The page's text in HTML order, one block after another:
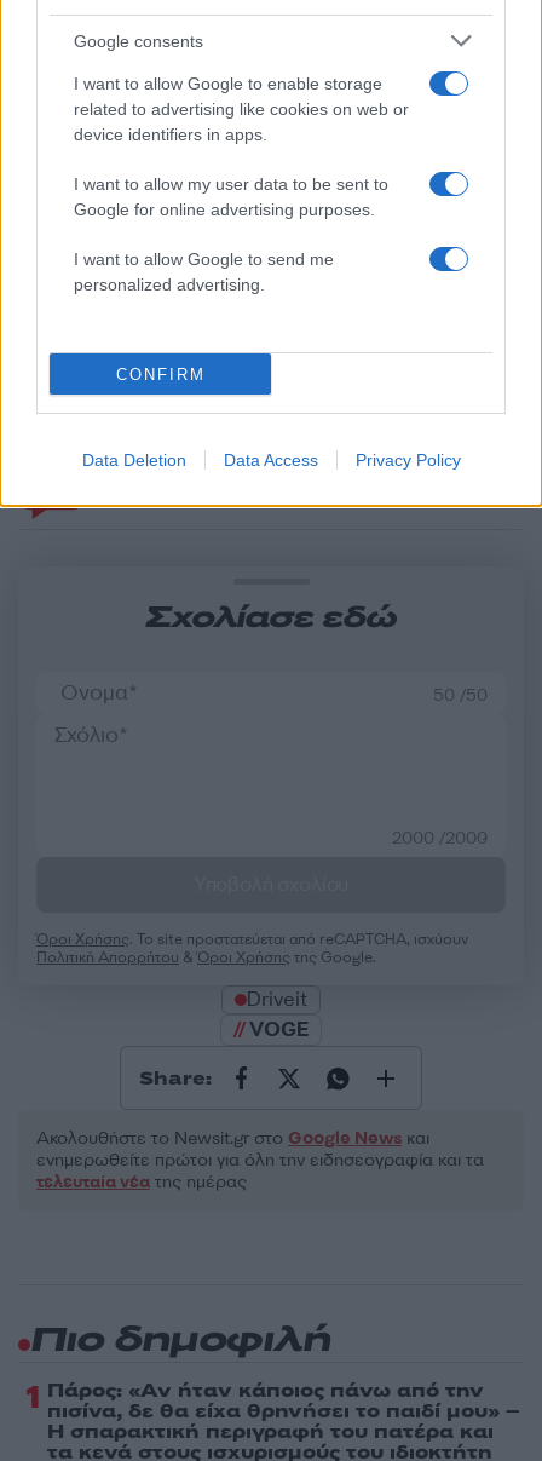
Google consents
I want to allow Google to enable storage
related to advertising like cookies on web or
device identifiers in apps.
I want to allow my user data to be sent to
Google for online advertising purposes.
I want to allow Google to send me
personalized advertising.
CONFIRM
Data Deletion Data Access Privacy Policy
Σχόλια
Σχολίασε εδώ
50 /50
2000 /2000
Όροι Χρήσης. Το site προστατεύεται από reCAPTCHA, ισχύουν
Πολιτική Απορρήτου &Όροι Χρήσης της Google.
Driveit
VOGE
Share:
Ακολουθήστε το Νewsit.gr στο Google News και
ενημερωθείτε πρώτοι για όλη την ειδησεογραφία και τα
τελευταία νέα της ημέρας
Αν τα χάσατε
Μεγάλη φωτιά στον
μονάδες - Εκκενώθηκε ο
Άγιος Στυλιανός, διακοπή
κυκλοφορίας στη Λαυρίου
αντιληφθεί το
Πιο δημοφιλή
1 Πάρος: «Αν ήταν κάποιος πάνω από την
πισίνα, δε θα είχα θρηνήσει το παιδί μου» –
Η σπαρακτική περιγραφή του πατέρα και
τα κενά στους ισχυρισμούς του ιδιοκτήτη